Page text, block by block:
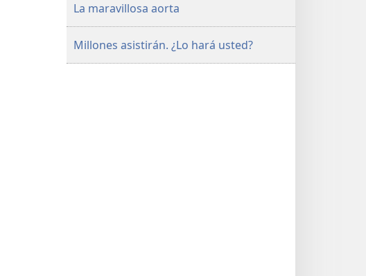
La maravillosa aorta
Millones asistirán. ¿Lo hará usted?